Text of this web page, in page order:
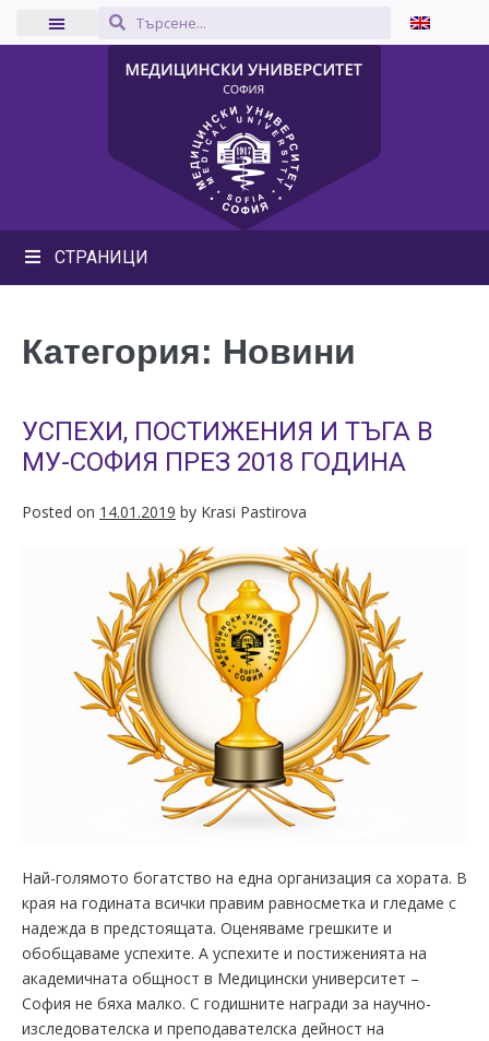
СТРАНИЦИ
Категория: Новини
УСПЕХИ, ПОСТИЖЕНИЯ И ТЪГА В
МУ-СОФИЯ ПРЕЗ 2018 ГОДИНА
Posted on 14.01.2019 by Krasi Pastirova
Най-голямото богатство на една организация са хората. В
края на годината всички правим равносметка и гледаме с
надежда в предстоящата. Оценяваме грешките и
обобщаваме успехите. А успехите и постиженията на
академичната общност в Медицински университет –
София не бяха малко. С годишните награди за научно-
изследователска и преподавателска дейност на